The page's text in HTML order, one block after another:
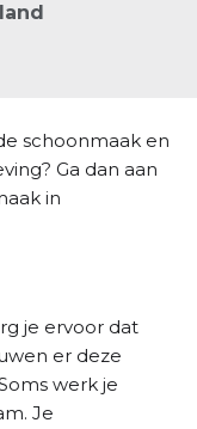
schoonmaak en
Ga dan aan
in
je ervoor dat
er deze
werk je
Je